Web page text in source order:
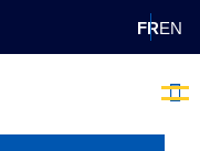
FREN